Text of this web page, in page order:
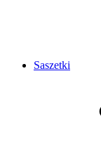
Saszetki